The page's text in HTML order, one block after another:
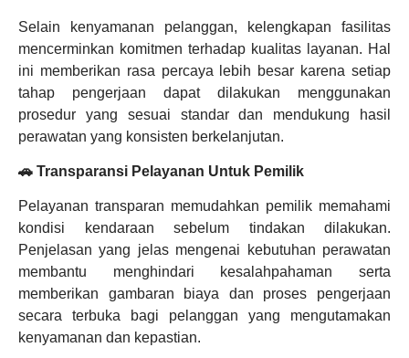
Selain kenyamanan pelanggan, kelengkapan fasilitas
mencerminkan komitmen terhadap kualitas layanan. Hal
ini memberikan rasa percaya lebih besar karena setiap
tahap pengerjaan dapat dilakukan menggunakan
prosedur yang sesuai standar dan mendukung hasil
perawatan yang konsisten berkelanjutan.
🚗 Transparansi Pelayanan Untuk Pemilik
Pelayanan transparan memudahkan pemilik memahami
kondisi kendaraan sebelum tindakan dilakukan.
Penjelasan yang jelas mengenai kebutuhan perawatan
membantu menghindari kesalahpahaman serta
memberikan gambaran biaya dan proses pengerjaan
secara terbuka bagi pelanggan yang mengutamakan
kenyamanan dan kepastian.